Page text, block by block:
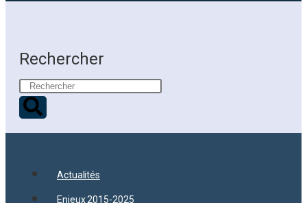
Rechercher
Actualités
Enjeux 2015-2025